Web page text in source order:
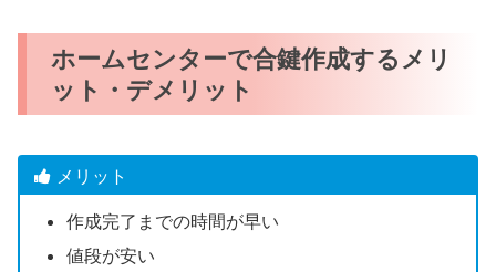
ホームセンターで合鍵作成するメリ
ット・デメリット
メリット
作成完了までの時間が早い
値段が安い